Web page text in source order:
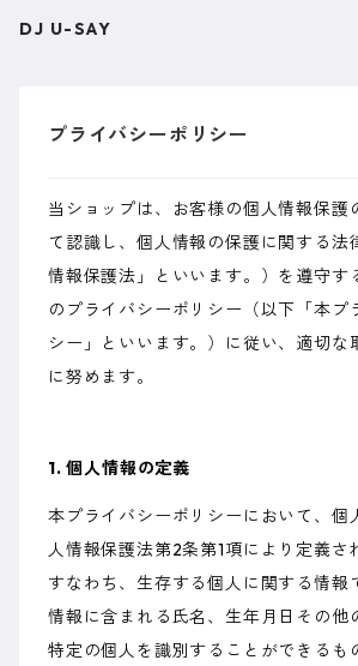
DJ U-SAY
プライバシーポリシー
当ショップは、お客様の個人情報保護
て認識し、個人情報の保護に関する法
情報保護法」といいます。）を遵守す
のプライバシーポリシー（以下「本プ
シー」といいます。）に従い、適切な
に努めます。
1. 個人情報の定義
本プライバシーポリシーにおいて、個
人情報保護法第2条第1項により定義さ
すなわち、生存する個人に関する情報
情報に含まれる氏名、生年月日その他
特定の個人を識別することができるも